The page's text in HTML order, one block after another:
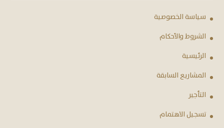
سياسة الخصوصية
الشروط والأحكام
الرئيسية
المشاريع السابقة
التأجير
تسجيل الاهتمام